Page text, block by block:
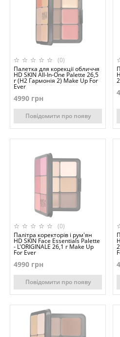
(0)
Палетка для корекції обличчя
HD SKIN All-In-One Palette 26,5
г (H2 Гармонія 2) Make Up For
Ever
4990 грн
Повідомити про появу
(0)
Палітра коректорів і рум'ян
HD SKIN Face Essentials Palette
- L'ORIGINALE 26,1 г Make Up
For Ever
4990 грн
Повідомити про появу